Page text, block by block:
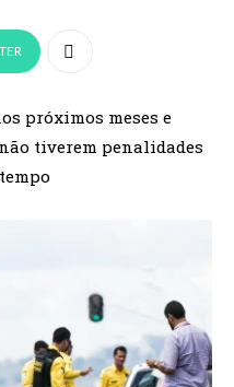
próximos meses e
tiverem penalidades